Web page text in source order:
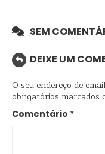
SEM
DEIXE UM
O seu endereço de
obrigatórios marcados
Comentário *